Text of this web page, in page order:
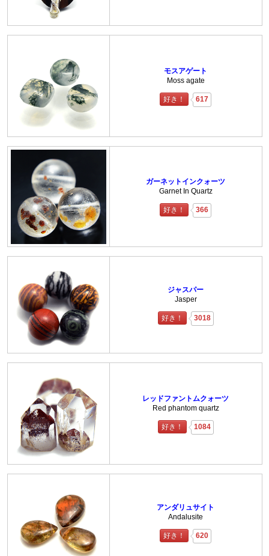
モスアゲート
Moss agate
好き！ 617
ガーネットインクォーツ
Garnet In Quartz
好き！ 366
ジャスパー
Jasper
好き！ 3018
レッドファントムクォーツ
Red phantom quartz
好き！ 1084
アンダリュサイト
Andalusite
好き！ 620